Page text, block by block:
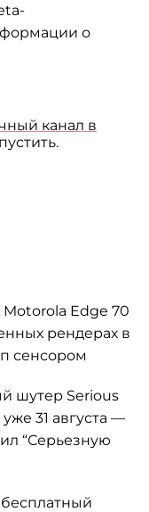
о
канал в
Edge 70
рендерах в
сенсором
шутер Serious
31 августа —
“Серьезную